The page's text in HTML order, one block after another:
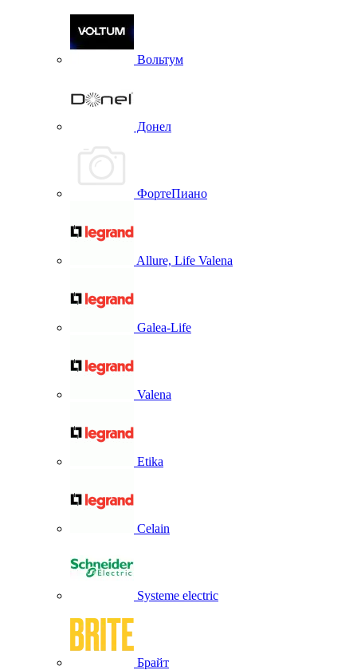
Вольтум
Донел
ФортеПиано
Allure, Life Valena
Galea-Life
Valena
Etika
Celain
Systeme electric
Брайт